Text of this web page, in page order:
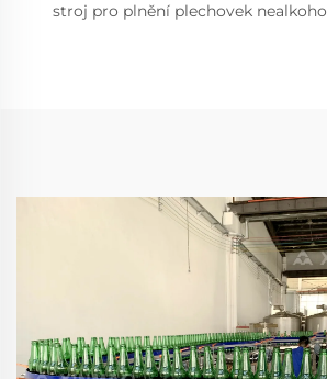
stroj pro plnění plechovek